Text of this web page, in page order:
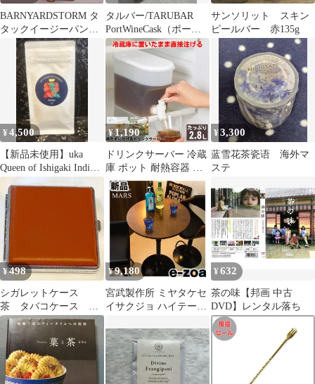
BARNYARDSTORM タ
タックイージーパンツ
サイズS ブラウン 茶 夏
タルバー/TARUBAR
PortWineCask（ポート
ワインカスク）
サンソリット スキン
ピールバー 赤135g
¥4,500
【新品未使用】uka
Queen of Ishigaki Indigo
ウカヘナ
¥1,190
ドリンクサーバー 冷蔵
庫 ポット 耐熱容器 水
筒 麦茶ポット お茶 ジ
ュース 水 ウォーターピ
ッチャー ウォーターボ
トル ウォーターサーバ
ー キッチン ウォーター
ボトル プラスチック パ
ッキン おしゃれ 収納
洗いやすい 紅茶 キャン
プ レジャー
¥3,300
蓝雪花茶瓷语 海外マ
ステ
¥498
シガレットケース
茶 タバコケース レ
ザー調 20本収納 喫
煙 煙草入 おしゃれ
¥9,180
宮武製作所 ミヤタケセ
イサクジョ ハイテーブ
ーテーブル/カウンター
テーブル/BR KNT-J1062
BR (2614612)
¥632
茶の味【邦画 中古
DVD】レンタル落ち